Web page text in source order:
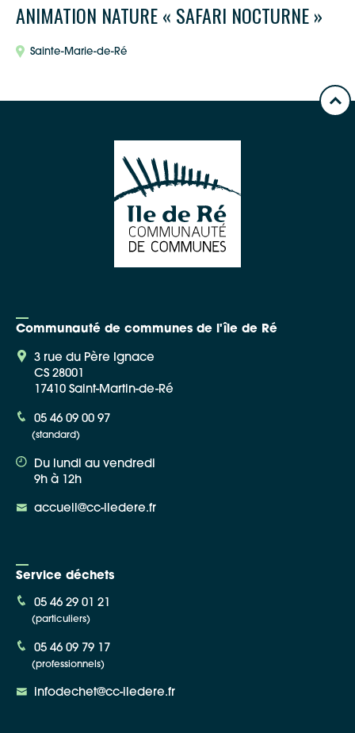
ANIMATION NATURE « SAFARI NOCTURNE »
Sainte-Marie-de-Ré
Communauté de communes de l'île de Ré
3 rue du Père Ignace
CS 28001
17410 Saint-Martin-de-Ré
05 46 09 00 97
(standard)
Du lundi au vendredi
9h à 12h
accueil@cc-iledere.fr
Service déchets
05 46 29 01 21
(particuliers)
05 46 09 79 17
(professionnels)
infodechet@cc-iledere.fr